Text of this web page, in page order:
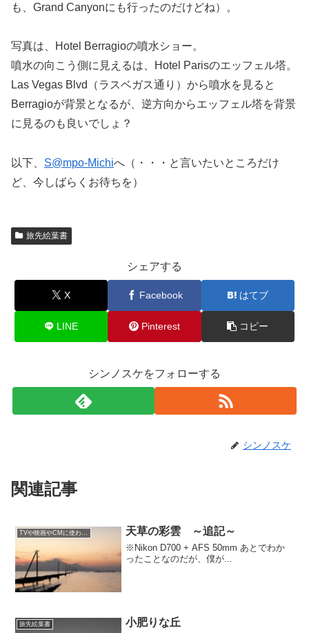
も、Grand Canyonにも行ったのだけどね）。
写真は、Hotel Berragioの噴水ショー。
噴水の向こう側に見えるは、Hotel Parisのエッフェル塔。
Las Vegas Blvd（ラスベガス通り）から噴水を見ると
Berragioが背景となるが、逆方向からエッフェル塔を背景
に見るのも良いでしょ？
以下、 S@mpo-Michiへ（・・・と言いたいところだけ
ど、今しばらくお待ちを）
旅先絵葉書
シェアする
X Facebook はてブ
LINE Pinterest コピー
シンノスケをフォローする
シンノスケ
関連記事
天草の彩雲 ～追記～
※Nikon D700 + AFS 50mm あとでわか
ったことなのだが、僕が...
旅先絵葉書 小肥りな丘